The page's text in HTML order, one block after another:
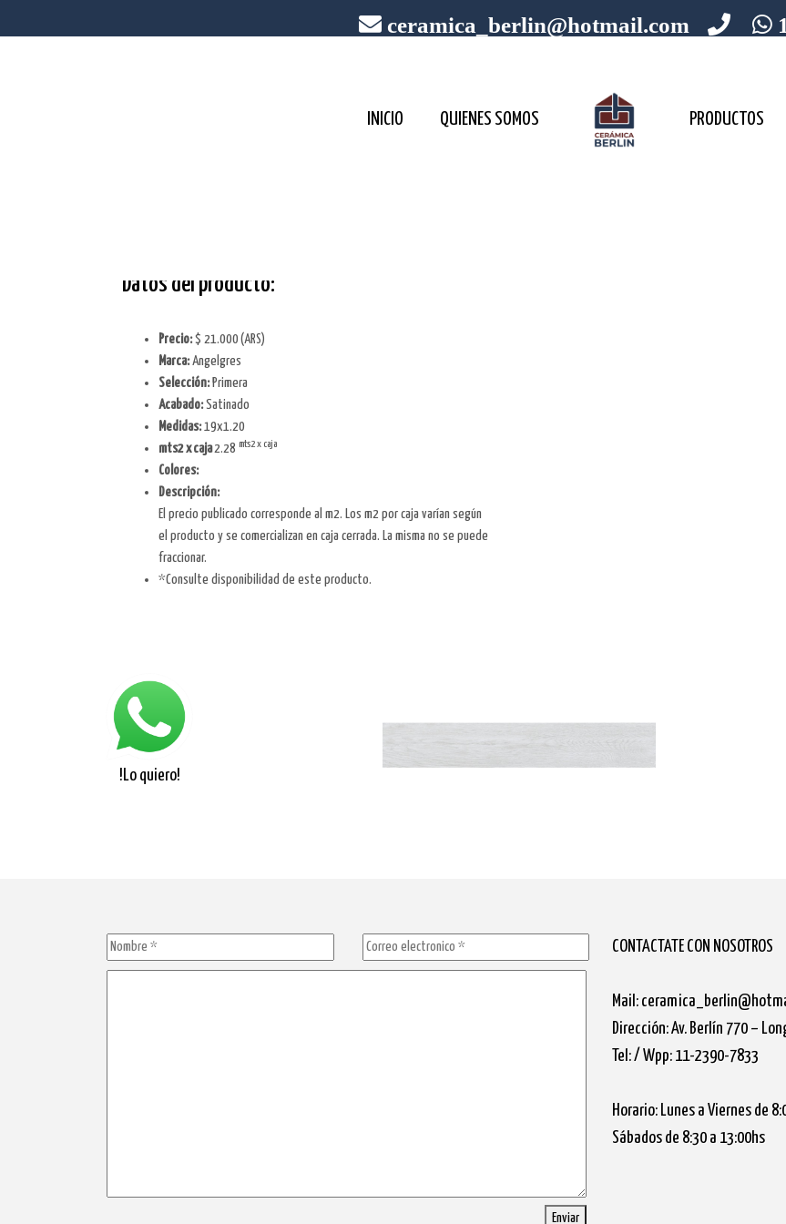
ceramica_berlin@hotmail.com
INICIO QUIENES SOMOS PRODUCTOS
Datos del producto:
Precio: $ 21.000 (ARS)
Marca: Angelgres
Selección: Primera
Acabado: Satinado
Medidas: 19x1.20
mts2 x caja2.28 mts2 x caja
Colores:
Descripción:
El precio publicado corresponde al m2. Los m2 por caja varían según
el producto y se comercializan en caja cerrada. La misma no se puede
fraccionar.
*Consulte disponibilidad de este producto.
!Lo quiero!
Enviar
CONTACTATE CON NOSOTROS
Mail:
Dirección: Av. Berlín 770 –
Tel: / Wpp: 11-2390-7833
Horario: Lunes a Viernes de
Sábados de 8:30 a 13:00hs